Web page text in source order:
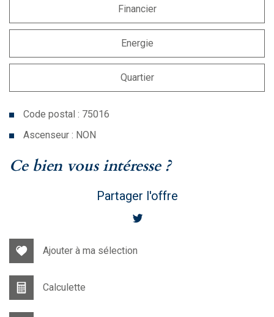
Financier
Energie
Quartier
Code postal : 75016
Ascenseur : NON
la ville de paris (75016)
ce bien vous intéresse ?
Partager l'offre
Ajouter à ma sélection
Calculette